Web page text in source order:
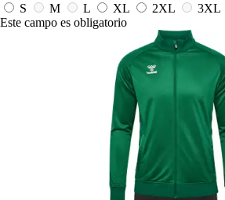
S
M L XL 2XL
3XL
Este campo es obligatorio